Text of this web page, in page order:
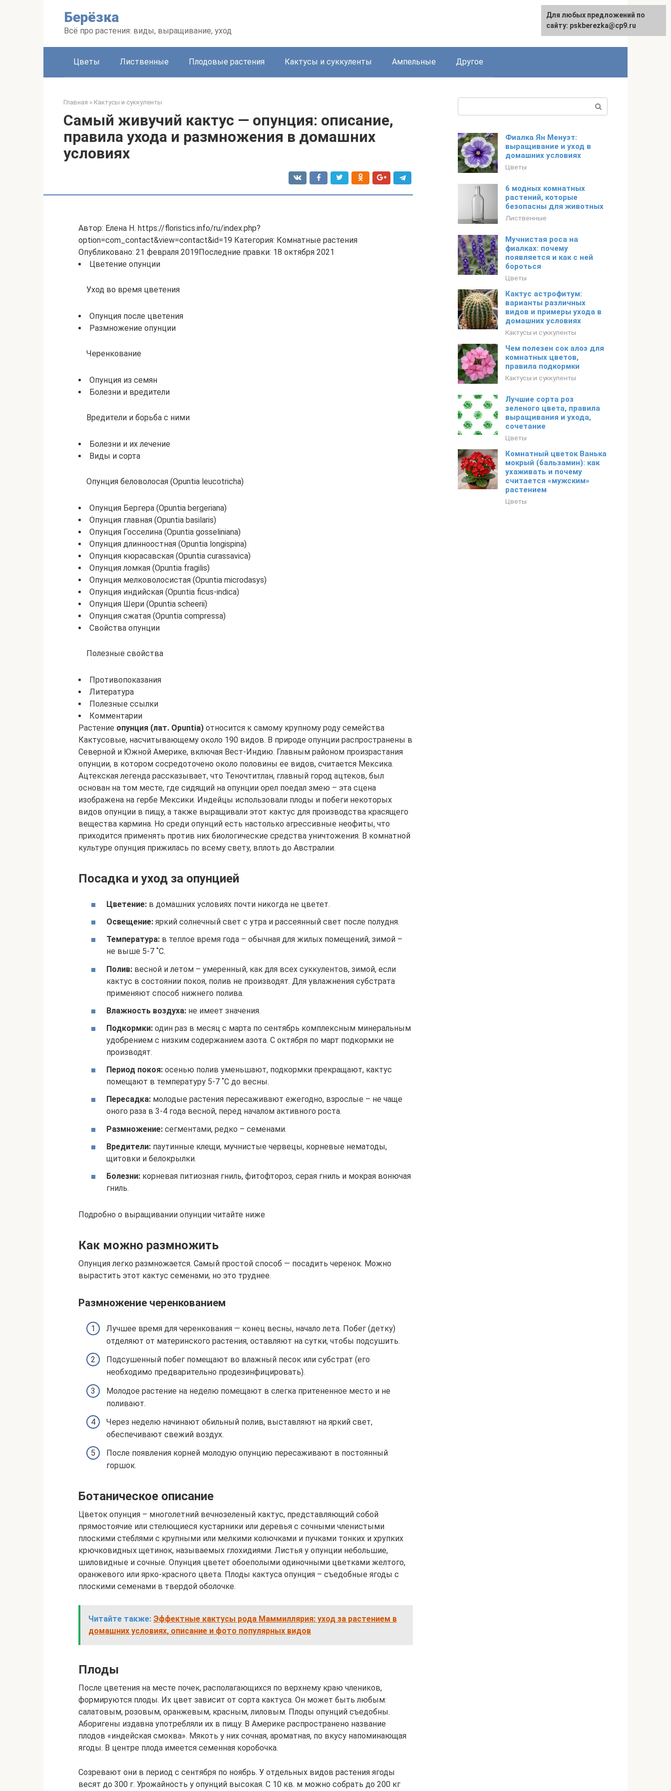
Берёзка
Всё про растения: виды, выращивание, уход
English
Цветы Лиственные Плодовые растения Кактусы и суккуленты Ампельные Другое
Главная » Кактусы и суккуленты
Самый живучий кактус — опунция: описание,
правила ухода и размножения в домашних
условиях
Автор: Елена Н. https://floristics.info/ru/index.php?
option=com_contact&view=contact&id=19 Категория: Комнатные растения
Опубликовано: 21 февраля 2019Последние правки: 18 октября 2021
Цветение опунции
Уход во время цветения
Опунция после цветения
Размножение опунции
Черенкование
Опунция из семян
Болезни и вредители
Вредители и борьба с ними
Болезни и их лечение
Виды и сорта
Опунция беловолосая (Opuntia leucotricha)
Опунция Бергера (Opuntia bergeriana)
Опунция главная (Opuntia basilaris)
Опунция Госселина (Opuntia gosseliniana)
Опунция длинноостная (Opuntia longispina)
Опунция кюрасавская (Opuntia curassavica)
Опунция ломкая (Opuntia fragilis)
Опунция мелковолосистая (Opuntia microdasys)
Опунция индийская (Opuntia ficus-indica)
Опунция Шери (Opuntia scheerii)
Опунция сжатая (Opuntia compressa)
Свойства опунции
Полезные свойства
Противопоказания
Литература
Полезные ссылки
Комментарии
Растение опунция (лат. Opuntia) относится к самому крупному роду семейства
Кактусовые, насчитывающему около 190 видов. В природе опунции распространены в
Северной и Южной Америке, включая Вест-Индию. Главным районом произрастания
опунции, в котором сосредоточено около половины ее видов, считается Мексика.
Ацтекская легенда рассказывает, что Теночтитлан, главный город ацтеков, был
основан на том месте, где сидящий на опунции орел поедал змею – эта сцена
изображена на гербе Мексики. Индейцы использовали плоды и побеги некоторых
видов опунции в пищу, а также выращивали этот кактус для производства красящего
вещества кармина. Но среди опунций есть настолько агрессивные неофиты, что
приходится применять против них биологические средства уничтожения. В комнатной
культуре опунция прижилась по всему свету, вплоть до Австралии.
Посадка и уход за опунцией
Цветение: в домашних условиях почти никогда не цветет.
Освещение: яркий солнечный свет с утра и рассеянный свет после полудня.
Температура: в теплое время года – обычная для жилых помещений, зимой –
не выше 5-7 ˚C.
Полив: весной и летом – умеренный, как для всех суккулентов, зимой, если
кактус в состоянии покоя, полив не производят. Для увлажнения субстрата
применяют способ нижнего полива.
Влажность воздуха: не имеет значения.
Подкормки: один раз в месяц с марта по сентябрь комплексным минеральным
удобрением с низким содержанием азота. С октября по март подкормки не
производят.
Период покоя: осенью полив уменьшают, подкормки прекращают, кактус
помещают в температуру 5-7 ˚C до весны.
Пересадка: молодые растения пересаживают ежегодно, взрослые – не чаще
оного раза в 3-4 года весной, перед началом активного роста.
Размножение: сегментами, редко – семенами.
Вредители: паутинные клещи, мучнистые червецы, корневые нематоды,
щитовки и белокрылки.
Болезни: корневая питиозная гниль, фитофтороз, серая гниль и мокрая вонючая
гниль.
Подробно о выращивании опунции читайте ниже
Как можно размножить
Опунция легко размножается. Самый простой способ — посадить черенок. Можно
вырастить этот кактус семенами, но это труднее.
Размножение черенкованием
Лучшее время для черенкования — конец весны, начало лета. Побег (детку)
отделяют от материнского растения, оставляют на сутки, чтобы подсушить.
Подсушенный побег помещают во влажный песок или субстрат (его
необходимо предварительно продезинфицировать).
Молодое растение на неделю помещают в слегка притененное место и не
поливают.
Через неделю начинают обильный полив, выставляют на яркий свет,
обеспечивают свежий воздух.
После появления корней молодую опунцию пересаживают в постоянный
горшок.
Ботаническое описание
Цветок опунция – многолетний вечнозеленый кактус, представляющий собой
прямостоячие или стелющиеся кустарники или деревья с сочными членистыми
плоскими стеблями с крупными или мелкими колючками и пучками тонких и хрупких
крючковидных щетинок, называемых глохидиями. Листья у опунции небольшие,
шиловидные и сочные. Опунция цветет обоеполыми одиночными цветками желтого,
оранжевого или ярко-красного цвета. Плоды кактуса опунция – съедобные ягоды с
плоскими семенами в твердой оболочке.
Читайте также: Эффектные кактусы рода Маммиллярия: уход за растением в
домашних условиях, описание и фото популярных видов
Плоды
После цветения на месте почек, располагающихся по верхнему краю члеников,
формируются плоды. Их цвет зависит от сорта кактуса. Он может быть любым:
салатовым, розовым, оранжевым, красным, лиловым. Плоды опунций съедобны.
Аборигены издавна употребляли их в пищу. В Америке распространено название
плодов «индейская смоква». Мякоть у них сочная, ароматная, по вкусу напоминающая
ягоды. В центре плода имеется семенная коробочка.
Созревают они в период с сентября по ноябрь. У отдельных видов растения ягоды
весят до 300 г. Урожайность у опунций высокая. С 10 кв. м можно собрать до 200 кг
Фиалка Ян Менуэт:
выращивание и уход в
домашних условиях
Цветы
6 модных комнатных
растений, которые
безопасны для животных
Лиственные
Мучнистая роса на
фиалках: почему
появляется и как с ней
бороться
Цветы
Кактус астрофитум:
варианты различных
видов и примеры ухода в
домашних условиях
Кактусы и суккуленты
Чем полезен сок алоэ для
комнатных цветов,
правила подкормки
Кактусы и суккуленты
Лучшие сорта роз
зеленого цвета, правила
выращивания и ухода,
сочетание
Цветы
Комнатный цветок Ванька
мокрый (бальзамин): как
ухаживать и почему
считается «мужским»
растением
Цветы
Для любых предложений по
сайту: pskberezka@cp9.ru